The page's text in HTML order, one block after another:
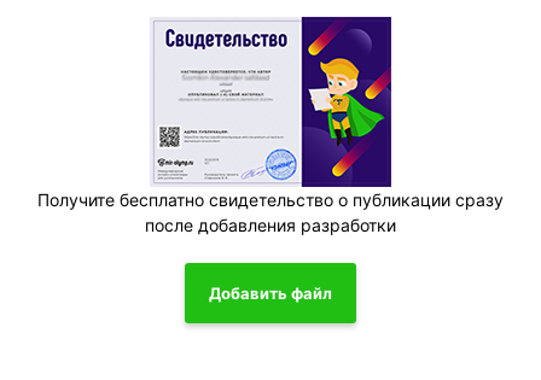
Получите бесплатно свидетельство о публикации сразу
после добавления разработки
Добавить файл